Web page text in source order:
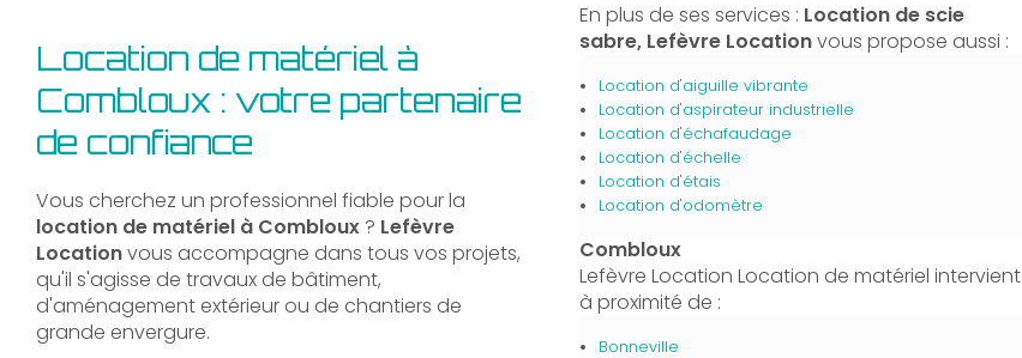
Location de matériel à
Combloux : votre partenaire
de confiance
Vous cherchez un professionnel fiable pour la
location de matériel à Combloux ? Lefèvre
Locationvous accompagne dans tous vos projets,
qu'il s'agisse de travaux de bâtiment,
d'aménagement extérieur ou de chantiers de
grande envergure.
En plus de ses services : Location de scie
sabre, Lefèvre Locationvous propose aussi :
Location d'aiguille vibrante
Location d'aspirateur industrielle
Location d'échafaudage
Location d'échelle
Location d'étais
Location d'odomètre
Combloux
Lefèvre Location Location de matériel intervient
à proximité de :
Bonneville